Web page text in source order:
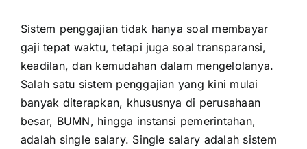
Sistem penggajian tidak hanya soal membayar
gaji tepat waktu, tetapi juga soal transparansi,
keadilan, dan kemudahan dalam mengelolanya.
Salah satu sistem penggajian yang kini mulai
banyak diterapkan, khususnya di perusahaan
besar, BUMN, hingga instansi pemerintahan,
adalah single salary. Single salary adalah sistem